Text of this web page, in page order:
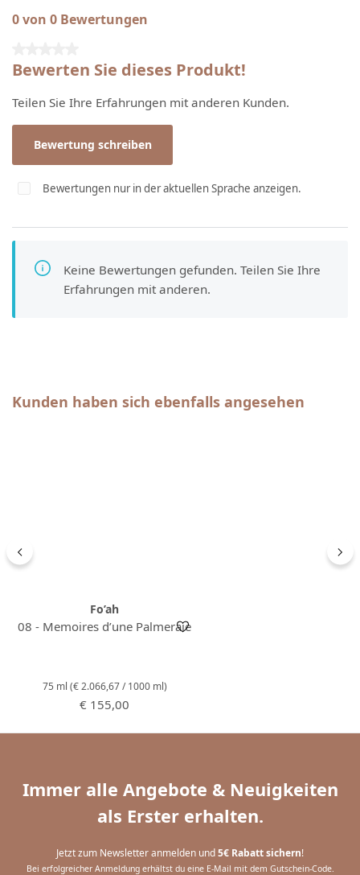
0 von 0 Bewertungen
Bewerten Sie dieses Produkt!
Teilen Sie Ihre Erfahrungen mit anderen Kunden.
Bewertung schreiben
Bewertungen nur in der aktuellen Sprache anzeigen.
Keine Bewertungen gefunden. Teilen Sie Ihre
Erfahrungen mit anderen.
Produktgalerie überspringen
Kunden haben sich ebenfalls angesehen
Fo’ah
08 - Memoires d’une Palmeraie
75 ml (€ 2.066,67 / 1000 ml)
Regulärer Preis:
€ 155,00
Immer alle Angebote & Neuigkeiten
als Erster erhalten.
Jetzt zum Newsletter anmelden und5€ Rabatt sichern!
Bei erfolgreicher Anmeldung erhältst du eine E-Mail mit dem Gutschein-Code.